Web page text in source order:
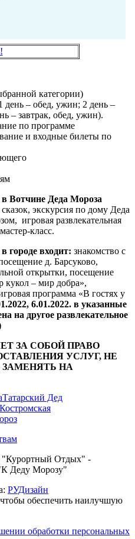
категории)
– обед, ужин; 2 день –
– завтрак, обед, ужин).
по программе
и входные билеты по
Вотчине Деда Мороза
экскурсия по дому Деда
игровая развлекательная
класс.
городе входит: знакомство с
д. Барсуково,
открытки, посещение
кукол – мир добра»,
программа «В гостях у
6.01.2022. в указанные
на другое развлекательное
ЗА СОБОЙ ПРАВО
УСЛУГ, НЕ
НА
Татарский Дед
Костромская
"Курортный Отдых" -
Деду Морозу"
РУДизайн
обеспечить наилучшую
обработки персональных